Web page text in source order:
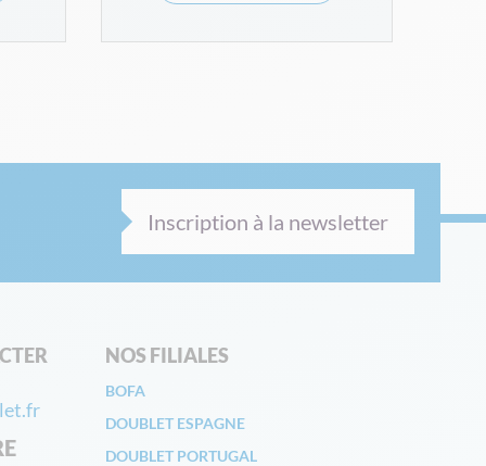
Inscription à la newsletter
NOS FILIALES
BOFA
DOUBLET ESPAGNE
DOUBLET PORTUGAL